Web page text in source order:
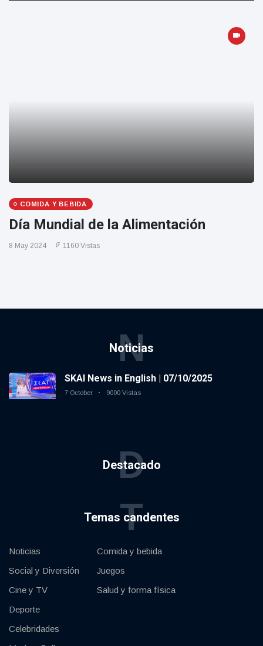
COMIDA Y BEBIDA
Día Mundial de la Alimentación
8 May 2024 1160 Vistas
Noticias
N
SKAI News in English | 07/10/2025
7 October 9000 Vistas
Destacado
D
Temas candentes
T
Noticias
Social y Diversión
Cine y TV
Deporte
Celebridades
Comida y bebida
Juegos
Salud y forma física